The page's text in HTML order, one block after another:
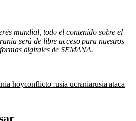
mundial, todo el contenido sobre el
será de libre acceso para nuestros
digitales de SEMANA.
hoyconflicto rusia ucraniarusia ataca